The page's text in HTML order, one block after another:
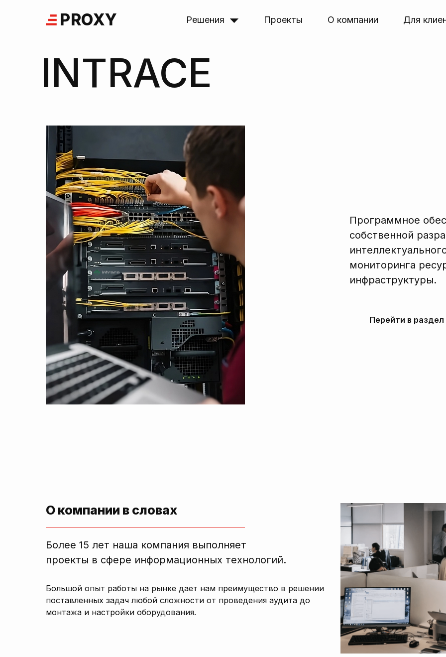
PROXY Решения Проекты О компании Для
INTRACE
Программное
собственной
мониторинга
инфраструктуры.
Перейти в раздел
О компании в словах
Более 15 лет наша компания выполняет
проекты в сфере информационных технологий.
Большой опыт работы на рынке дает нам преимущество в решении
поставленных задач любой сложности от проведения аудита до
монтажа и настройки оборудования.